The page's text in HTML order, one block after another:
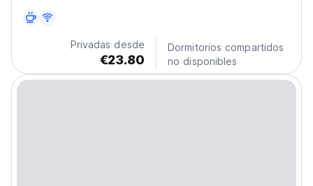
que buscan diversión en la playa. (Auto-translated from
Privadas desde
€23.80
Dormitorios compartidos
no disponibles